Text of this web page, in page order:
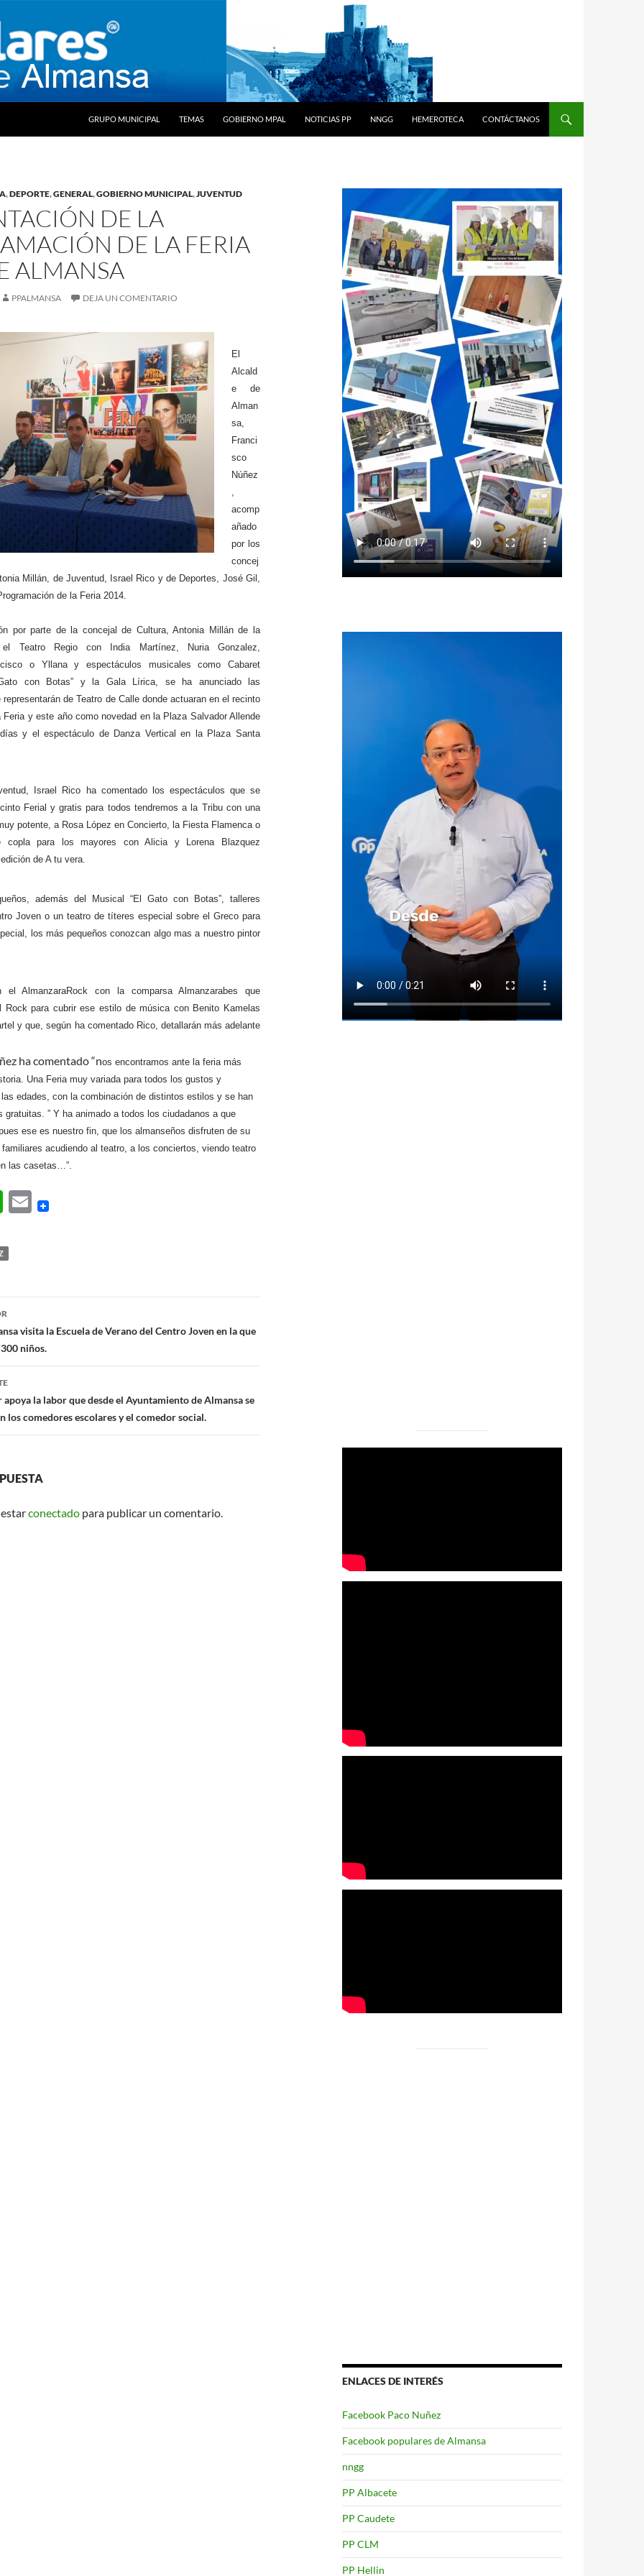
GRUPO MUNICIPAL
TEMAS GOBIERNO MPAL NOTICIAS PP NNGG HEMEROTECA CONTÁCTANOS
,DEPORTE,GENERAL,GOBIERNO MUNICIPAL,JUVENTUD
DE LA
DE LA FERIA
ALMANSA
PPALMANSA DEJA UN COMENTARIO
El
Alcald
e de
Alman
sa,
Franci
sco
Núñez
,
acomp
añado
por los
concej
Millán, de Juventud, Israel Rico y de Deportes, José Gil,
de la Feria 2014.
por parte de la concejal de Cultura, Antonia Millán de la
el Teatro Regio con
India Martínez, Nuria Gonzalez,
o Yllana y espectáculos musicales como Cabaret
con Botas” y la Gala Lírica, se ha anunciado las
de Teatro de Calle donde actuaran en el recinto
y este año como novedad en la Plaza Salvador Allende
y el espectáculo de Danza Vertical en la Plaza Santa
Israel Rico ha comentado los espectáculos que se
Ferial y gratis para todos tendremos a la Tribu con una
potente, a Rosa López en Concierto, la Fiesta Flamenca o
copla para los mayores con Alicia y Lorena Blazquez
de A tu vera.
además del Musical “El Gato con Botas”, talleres
Joven o un teatro de títeres especial sobre el Greco para
los más pequeños conozcan algo mas a nuestro pintor
el AlmanzaraRock con la comparsa Almanzarabes que
Rock para cubrir ese estilo de música con Benito Kamelas
y que, según ha comentado Rico, detallarán más adelante
ha comentado “nos encontramos ante la feria más
Una Feria muy variada para todos los gustos y
edades, con la combinación de distintos estilos y se han
gratuitas. ” Y ha animado a todos los ciudadanos a que
ese es nuestro fin, que los almanseños disfruten de su
acudiendo al teatro, a los conciertos, viendo teatro
las casetas…”.
W
at
A
p
p
E
visita la Escuela de Verano del Centro Joven en la que
niños.
la labor que desde el Ayuntamiento de Almansa se
los comedores escolares y el comedor social.
conectado para publicar un comentario.
ENLACES DE INTERÉS
Facebook Paco Nuñez
Facebook populares de Almansa
nngg
PP Albacete
PP Caudete
PP CLM
PP Hellin